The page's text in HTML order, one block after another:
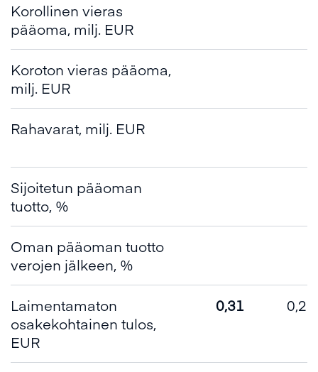
Korollinen vieras
pääoma, milj. EUR
Koroton vieras pääoma,
milj. EUR
Rahavarat, milj. EUR
Sijoitetun pääoman
tuotto, %
Oman pääoman tuotto
verojen jälkeen, %
Laimentamaton
osakekohtainen tulos,
EUR
0,31 0,26